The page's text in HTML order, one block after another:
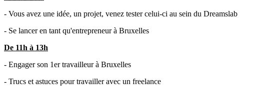
- Vous avez une idée, un projet, venez tester celui-ci au sein du Dreamslab
- Se lancer en tant qu'entrepreneur à Bruxelles
De 11h à 13h
- Engager son 1er travailleur à Bruxelles
- Trucs et astuces pour travailler avec un freelance